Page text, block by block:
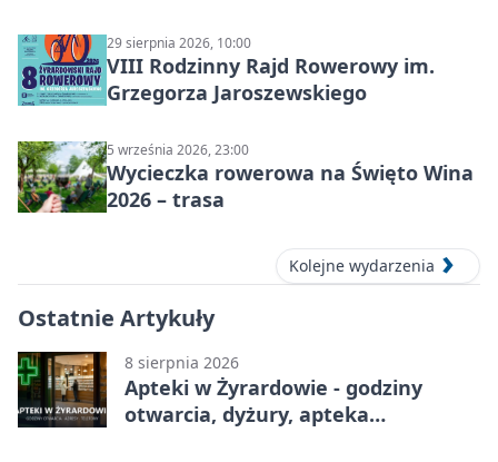
29 sierpnia 2026, 10:00
VIII Rodzinny Rajd Rowerowy im.
Grzegorza Jaroszewskiego
5 września 2026, 23:00
Wycieczka rowerowa na Święto Wina
2026 – trasa
Kolejne wydarzenia
Ostatnie Artykuły
8 sierpnia 2026
Apteki w Żyrardowie - godziny
otwarcia, dyżury, apteka